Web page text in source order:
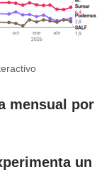
mensual por
un